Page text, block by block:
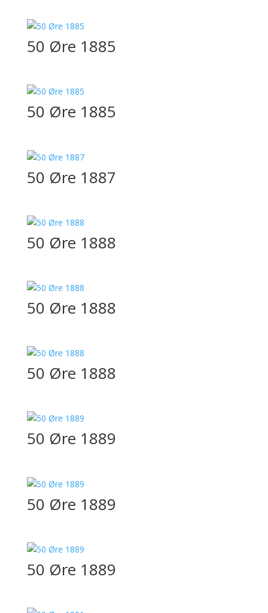
50 Øre 1885
50 Øre 1885
50 Øre 1887
50 Øre 1888
50 Øre 1888
50 Øre 1888
50 Øre 1889
50 Øre 1889
50 Øre 1889